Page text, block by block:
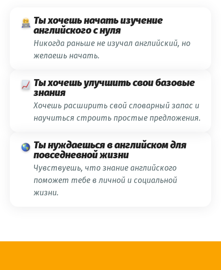
Ты хочешь начать изучение
английского с нуля
Никогда раньше не изучал английский, но
желаешь начать.
Ты хочешь улучшить свои базовые
знания
Хочешь расширить свой словарный запас и
научиться строить простые предложения.
Ты нуждаешься в английском для
повседневной жизни
Чувствуешь, что знание английского
поможет тебе в личной и социальной
жизни.